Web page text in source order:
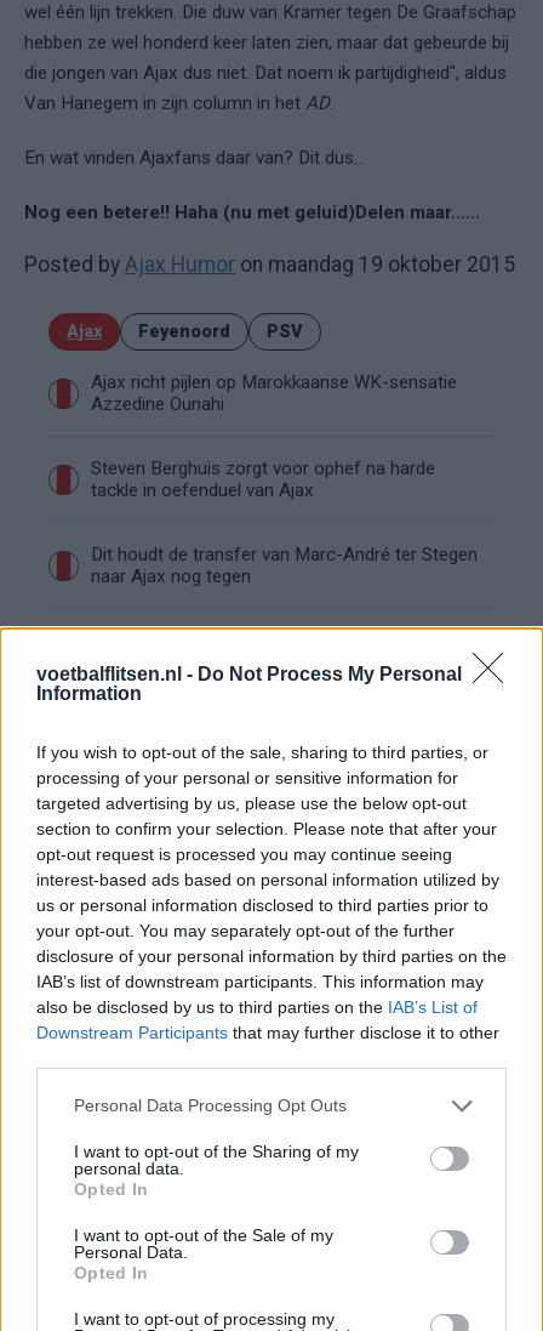
voetbalflitsen.nl - Do Not Process My Personal
Information
If you wish to opt-out of the sale, sharing to third parties, or
processing of your personal or sensitive information for
targeted advertising by us, please use the below opt-out
section to confirm your selection. Please note that after your
opt-out request is processed you may continue seeing
interest-based ads based on personal information utilized by
us or personal information disclosed to third parties prior to
your opt-out. You may separately opt-out of the further
disclosure of your personal information by third parties on the
IAB’s list of downstream participants. This information may
also be disclosed by us to third parties on the IAB’s List of
Downstream Participants that may further disclose it to other
Personal Data Processing Opt Outs
I want to opt-out of the Sharing of my
personal data.
Opted In
I want to opt-out of the Sale of my
Personal Data.
Opted In
I want to opt-out of processing my
wel één lijn trekken. Die duw van Kramer tegen De Graafschap
hebben ze wel honderd keer laten zien, maar dat gebeurde bij
die jongen van Ajax dus niet. Dat noem ik partijdigheid", aldus
Van Hanegem in zijn column in het AD.
En wat vinden Ajaxfans daar van? Dit dus...
Nog een betere!! Haha (nu met geluid)Delen maar......
Posted by Ajax Humor on maandag 19 oktober 2015
Ajax Feyenoord PSV
Ajax richt pijlen op Marokkaanse WK-sensatie
Azzedine Ounahi
Steven Berghuis zorgt voor ophef na harde
tackle in oefenduel van Ajax
Dit houdt de transfer van Marc-André ter Stegen
naar Ajax nog tegen
plan van Ajax
spelers snappen dat echt wel’
De eerste Míchel-dagen bij Ajax: Blind coacht,
Gloukh krijgt standje en Ceballos wordt gebeld
Steur kiest voor Newcastle na gemiste
duidelijkheid bij Ajax
Blind kan bij Ajax de speler naast Míchel worden
“Twente was toen niet haalbaar”: Weghorst blikt
De transferprioriteiten van Ajax worden steeds
duidelijker
Ajax begint voorbereiding met nederlaag: zo ziet
de route naar PEC eruit